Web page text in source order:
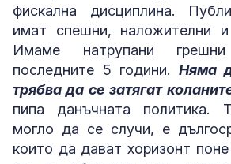
фискална дисциплина.
имат спешни, наложителни
Имаме натрупани
последните 5 години. Няма
трябва да се затягат
пипа данъчната политика.
могло да се случи, е
които да дават хоризонт